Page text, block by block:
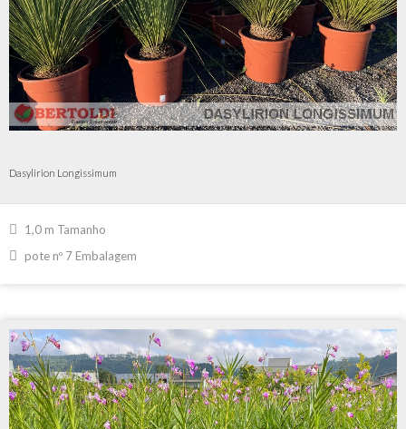
Dasylirion Longissimum
1,0 m Tamanho
pote nº 7 Embalagem